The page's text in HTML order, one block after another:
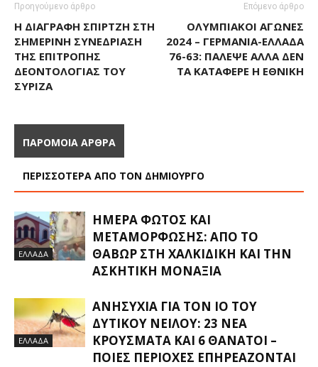
Προηγούμενο άρθρο
Η ΔΙΑΓΡΑΦΉ ΣΠΊΡΤΖΗ ΣΤΗ
ΣΗΜΕΡΙΝΉ ΣΥΝΕΔΡΊΑΣΗ
ΤΗΣ ΕΠΙΤΡΟΠΉΣ
ΔΕΟΝΤΟΛΟΓΊΑΣ ΤΟΥ
ΣΥΡΙΖΑ
Επόμενο άρθρο
ΟΛΥΜΠΙΑΚΟΊ ΑΓΏΝΕΣ
2024 – ΓΕΡΜΑΝΊΑ-ΕΛΛΆΔΑ
76-63: ΠΆΛΕΨΕ ΑΛΛΆ ΔΕΝ
ΤΑ ΚΑΤΆΦΕΡΕ Η ΕΘΝΙΚΉ
ΠΑΡΟΜΟΙΑ ΑΡΘΡΑ
ΠΕΡΙΣΣΟΤΕΡΑ ΑΠΟ ΤΟΝ ΔΗΜΙΟΥΡΓΟ
ΕΛΛΑΔΑ
ΗΜΈΡΑ ΦΩΤΌΣ ΚΑΙ
ΜΕΤΑΜΌΡΦΩΣΗΣ: ΑΠΌ ΤΟ
ΘΑΒΏΡ ΣΤΗ ΧΑΛΚΙΔΙΚΉ ΚΑΙ ΤΗΝ
ΑΣΚΗΤΙΚΉ ΜΟΝΑΞΙΆ
ΕΛΛΑΔΑ
ΑΝΗΣΥΧΊΑ ΓΙΑ ΤΟΝ ΙΌ ΤΟΥ
ΔΥΤΙΚΟΎ ΝΕΊΛΟΥ: 23 ΝΈΑ
ΚΡΟΎΣΜΑΤΑ ΚΑΙ 6 ΘΆΝΑΤΟΙ –
ΠΟΙΕΣ ΠΕΡΙΟΧΈΣ ΕΠΗΡΕΆΖΟΝΤΑΙ